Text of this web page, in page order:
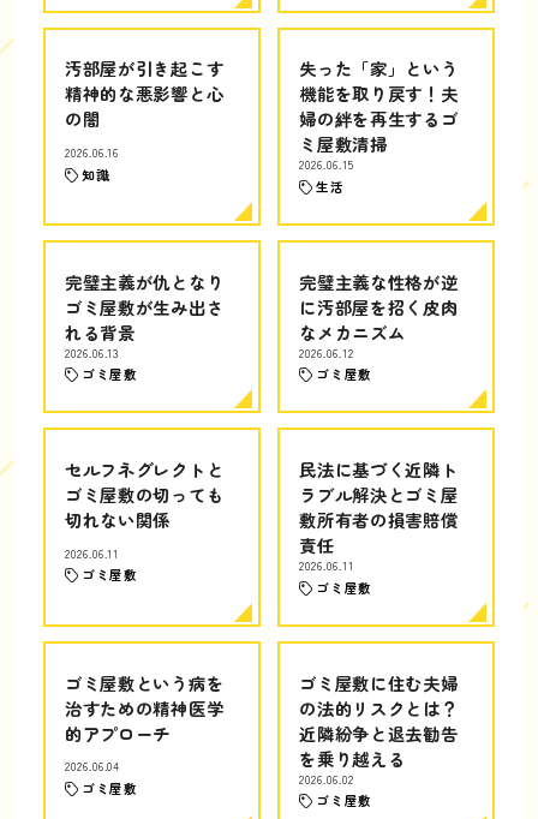
汚部屋が引き起こす
精神的な悪影響と心
の闇
2026.06.16
知識
失った「家」という
機能を取り戻す！夫
婦の絆を再生するゴ
ミ屋敷清掃
2026.06.15
生活
完璧主義が仇となり
ゴミ屋敷が生み出さ
れる背景
2026.06.13
ゴミ屋敷
完璧主義な性格が逆
に汚部屋を招く皮肉
なメカニズム
2026.06.12
ゴミ屋敷
セルフネグレクトと
ゴミ屋敷の切っても
切れない関係
2026.06.11
ゴミ屋敷
民法に基づく近隣ト
ラブル解決とゴミ屋
敷所有者の損害賠償
責任
2026.06.11
ゴミ屋敷
ゴミ屋敷という病を
治すための精神医学
的アプローチ
2026.06.04
ゴミ屋敷
ゴミ屋敷に住む夫婦
の法的リスクとは？
近隣紛争と退去勧告
を乗り越える
2026.06.02
ゴミ屋敷